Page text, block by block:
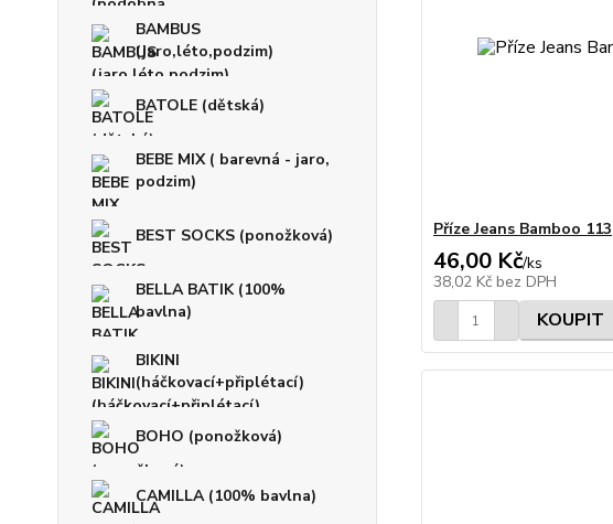
BAMBUS
(jaro,léto,podzim)
BATOLE (dětská)
BEBE MIX ( barevná - jaro,
podzim)
BEST SOCKS (ponožková)
BELLA BATIK (100%
bavlna)
BIKINI
(háčkovací+připlétací)
BOHO (ponožková)
CAMILLA (100% bavlna)
Příze Jeans Bamboo 113
46,00 Kč/ks
38,02 Kč bez DPH
KOUPIT